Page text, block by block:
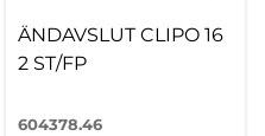
ÄNDAVSLUT CLIPO 16
2 ST/FP
604378.46